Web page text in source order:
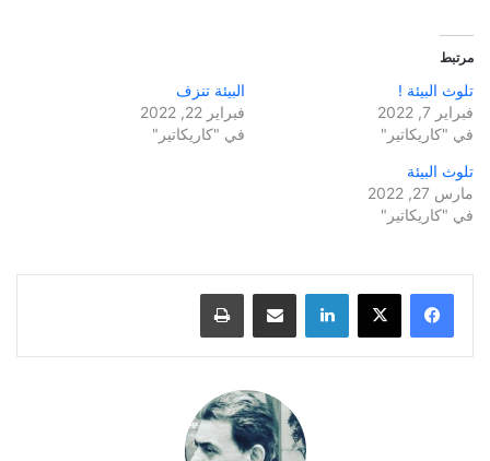
مرتبط
تلوث البيئة !
فبراير 7, 2022
في "كاريكاتير"
البيئة تنزف
فبراير 22, 2022
في "كاريكاتير"
تلوث البيئة
مارس 27, 2022
في "كاريكاتير"
لينكدإن مشاركة عبر البريد طباعة